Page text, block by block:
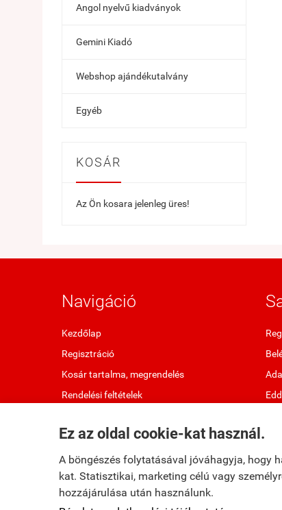
Ez az oldal cookie-kat használ.
A böngészés folytatásával jóváhagyja, hogy
kat. Statisztikai, marketing célú vagy
hozzájárulása után használunk.
Angol nyelvű kiadványok
Gemini Kiadó
Webshop ajándékutalvány
Egyéb
KOSÁR
Az Ön kosara jelenleg üres!
Navigáció
Kezdőlap
Regisztráció
Kosár tartalma, megrendelés
Rendelési feltételek
Elállok a szerződéstől